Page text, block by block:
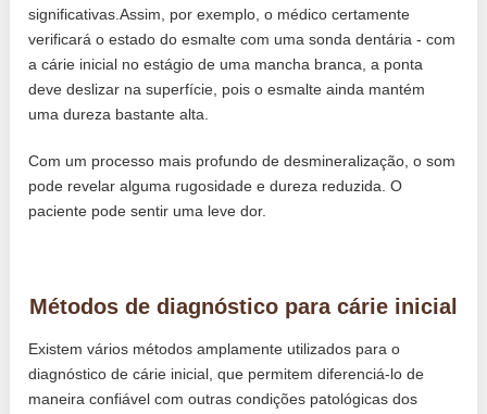
significativas.Assim, por exemplo, o médico certamente
verificará o estado do esmalte com uma sonda dentária - com
a cárie inicial no estágio de uma mancha branca, a ponta
deve deslizar na superfície, pois o esmalte ainda mantém
uma dureza bastante alta.
Com um processo mais profundo de desmineralização, o som
pode revelar alguma rugosidade e dureza reduzida. O
paciente pode sentir uma leve dor.
Métodos de diagnóstico para cárie inicial
Existem vários métodos amplamente utilizados para o
diagnóstico de cárie inicial, que permitem diferenciá-lo de
maneira confiável com outras condições patológicas dos